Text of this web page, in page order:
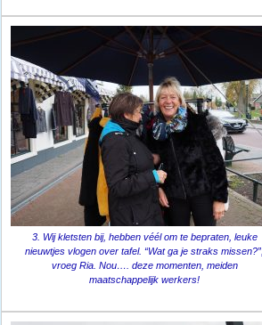
3. Wij kletsten bij, hebben véél om te bepraten, leuke
nieuwtjes vlogen over tafel. “Wat ga je straks missen?”,
vroeg Ria. Nou…. deze momenten, meiden
maatschappelijk werkers!